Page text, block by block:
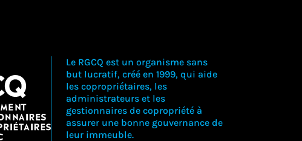
Le RGCQ est un organisme sans
but lucratif, créé en 1999, qui aide
les copropriétaires, les
administrateurs et les
gestionnaires de copropriété à
assurer une bonne gouvernance de
leur immeuble.